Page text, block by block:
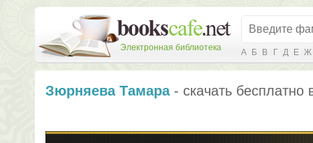
Электронная библиотека А Б В Г Д Е Ж
Зюрняева Тамара- скачать бесплатно